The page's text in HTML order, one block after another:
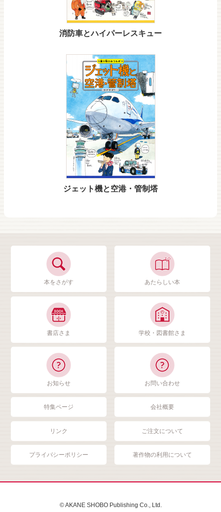
消防車とハイパーレスキュー
ジェット機と空港・管制塔
本をさがす あたらしい本
書店さま 学校・図書館さま
お知らせ お問い合わせ
特集ページ 会社概要
リンク ご注文について
プライバシーポリシー 著作物の利用について
© AKANE SHOBO Publishing Co., Ltd.